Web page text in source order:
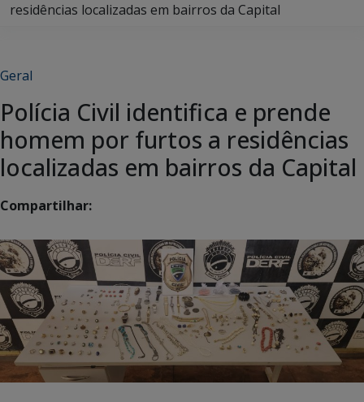
residências localizadas em bairros da Capital
Geral
Polícia Civil identifica e prende
homem por furtos a residências
localizadas em bairros da Capital
Compartilhar: